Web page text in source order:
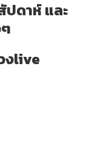
ดาห์ และ
งlive